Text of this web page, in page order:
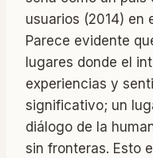
usuarios (2014) en
Parece evidente
lugares donde el
experiencias y
significativo; un
diálogo de la
sin fronteras. Esto